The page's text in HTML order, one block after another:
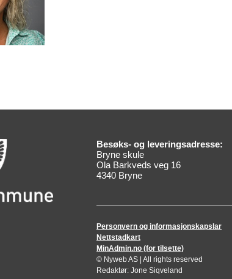
Besøks- og leveringsadresse:
Bryne skule
Ola Barkveds veg 16
4340 Bryne
Personvern og informasjonskapslar
Nettstadkart
MinAdmin.no (for tilsette)
© Nyweb AS | All rights reserved
Redaktør: Jone Siqveland